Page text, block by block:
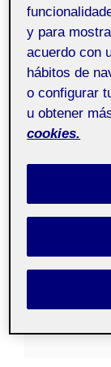
La
porIrene
y para
acuerdo con
hábitos de
o configurar
u obtener
cookies.